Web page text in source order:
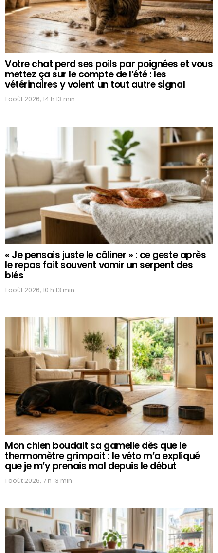
Votre chat perd ses poils par poignées et vous
mettez ça sur le compte de l’été : les
vétérinaires y voient un tout autre signal
1 août 2026, 14 h 13 min
« Je pensais juste le câliner » : ce geste après
le repas fait souvent vomir un serpent des
blés
1 août 2026, 10 h 13 min
Mon chien boudait sa gamelle dès que le
thermomètre grimpait : le véto m’a expliqué
que je m’y prenais mal depuis le début
1 août 2026, 7 h 13 min